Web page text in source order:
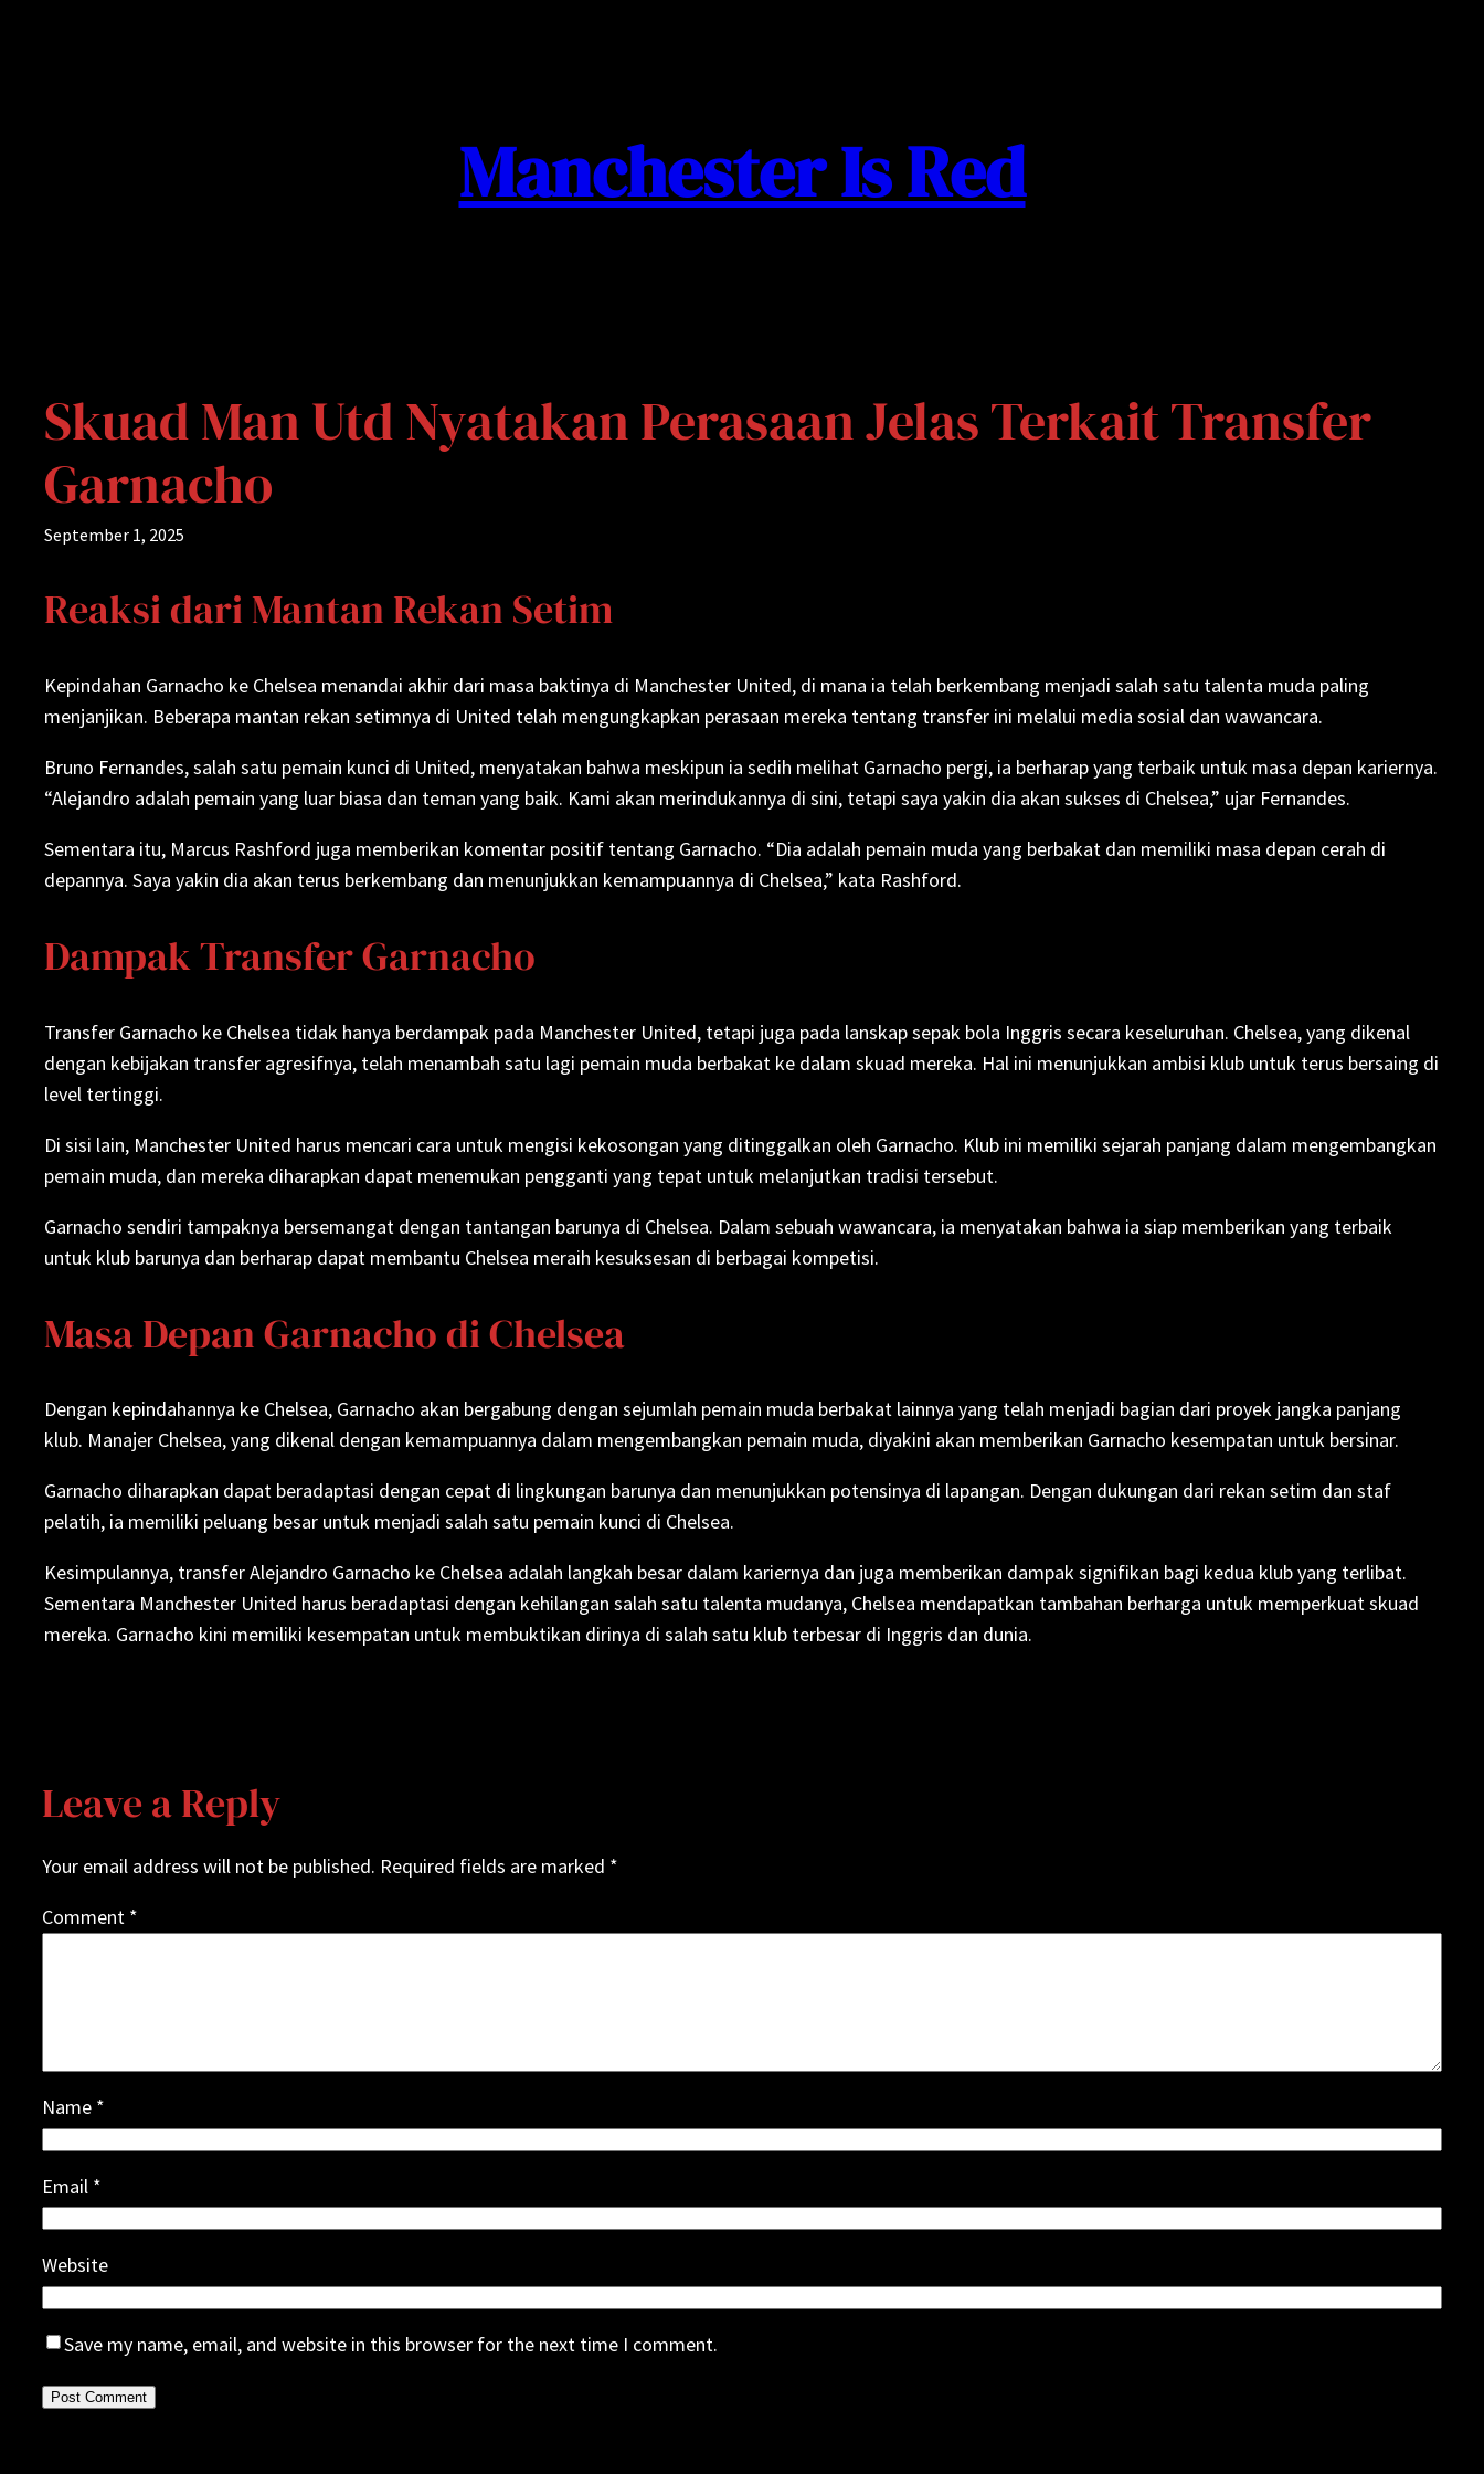
Manchester Is Red
Skuad Man Utd Nyatakan Perasaan Jelas Terkait Transfer
Garnacho
September 1, 2025
Reaksi dari Mantan Rekan Setim
Kepindahan Garnacho ke Chelsea menandai akhir dari masa baktinya di Manchester United, di mana ia telah berkembang menjadi salah satu talenta muda paling
menjanjikan. Beberapa mantan rekan setimnya di United telah mengungkapkan perasaan mereka tentang transfer ini melalui media sosial dan wawancara.
Bruno Fernandes, salah satu pemain kunci di United, menyatakan bahwa meskipun ia sedih melihat Garnacho pergi, ia berharap yang terbaik untuk masa depan kariernya.
“Alejandro adalah pemain yang luar biasa dan teman yang baik. Kami akan merindukannya di sini, tetapi saya yakin dia akan sukses di Chelsea,” ujar Fernandes.
Sementara itu, Marcus Rashford juga memberikan komentar positif tentang Garnacho. “Dia adalah pemain muda yang berbakat dan memiliki masa depan cerah di
depannya. Saya yakin dia akan terus berkembang dan menunjukkan kemampuannya di Chelsea,” kata Rashford.
Dampak Transfer Garnacho
Transfer Garnacho ke Chelsea tidak hanya berdampak pada Manchester United, tetapi juga pada lanskap sepak bola Inggris secara keseluruhan. Chelsea, yang dikenal
dengan kebijakan transfer agresifnya, telah menambah satu lagi pemain muda berbakat ke dalam skuad mereka. Hal ini menunjukkan ambisi klub untuk terus bersaing di
level tertinggi.
Di sisi lain, Manchester United harus mencari cara untuk mengisi kekosongan yang ditinggalkan oleh Garnacho. Klub ini memiliki sejarah panjang dalam mengembangkan
pemain muda, dan mereka diharapkan dapat menemukan pengganti yang tepat untuk melanjutkan tradisi tersebut.
Garnacho sendiri tampaknya bersemangat dengan tantangan barunya di Chelsea. Dalam sebuah wawancara, ia menyatakan bahwa ia siap memberikan yang terbaik
untuk klub barunya dan berharap dapat membantu Chelsea meraih kesuksesan di berbagai kompetisi.
Masa Depan Garnacho di Chelsea
Dengan kepindahannya ke Chelsea, Garnacho akan bergabung dengan sejumlah pemain muda berbakat lainnya yang telah menjadi bagian dari proyek jangka panjang
klub. Manajer Chelsea, yang dikenal dengan kemampuannya dalam mengembangkan pemain muda, diyakini akan memberikan Garnacho kesempatan untuk bersinar.
Garnacho diharapkan dapat beradaptasi dengan cepat di lingkungan barunya dan menunjukkan potensinya di lapangan. Dengan dukungan dari rekan setim dan staf
pelatih, ia memiliki peluang besar untuk menjadi salah satu pemain kunci di Chelsea.
Kesimpulannya, transfer Alejandro Garnacho ke Chelsea adalah langkah besar dalam kariernya dan juga memberikan dampak signifikan bagi kedua klub yang terlibat.
Sementara Manchester United harus beradaptasi dengan kehilangan salah satu talenta mudanya, Chelsea mendapatkan tambahan berharga untuk memperkuat skuad
mereka. Garnacho kini memiliki kesempatan untuk membuktikan dirinya di salah satu klub terbesar di Inggris dan dunia.
Leave a Reply
Your email address will not be published. Required fields are marked *
Comment *
Name *
Email *
Website
Save my name, email, and website in this browser for the next time I comment.